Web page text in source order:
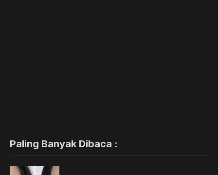
Paling Banyak Dibaca :